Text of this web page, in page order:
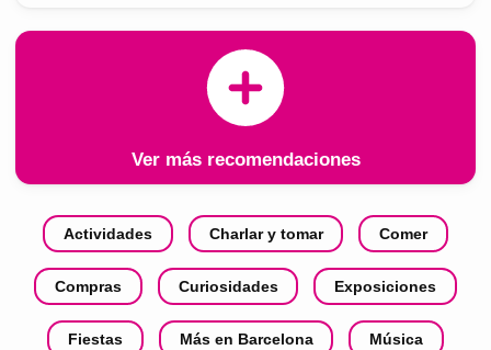
Ver más recomendaciones
Actividades Charlar y tomar Comer
Compras Curiosidades Exposiciones
Fiestas Más en Barcelona Música